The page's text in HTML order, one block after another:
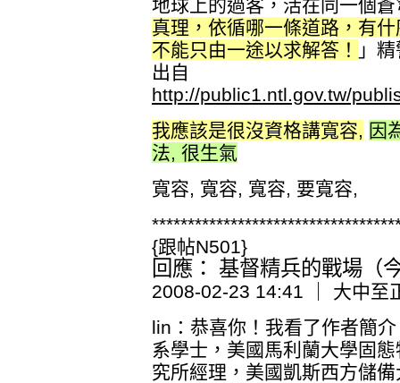
地球上的過客，活在同一個
真理，依循哪一條道路，有
不能只由一途以求解答！
」
出自
http://public1.ntl.gov.tw/
我應該是很沒資格講寬容, 因
法, 很生氣
寬容, 寬容, 寬容, 要寬容,
{跟帖N501}
回應： 基督精兵的戰場（
2008-02-23 14:41 ｜ 大中至
lin：恭喜你！我看了作者簡
系學士，美國馬利蘭大學固
究所經理，美國凱斯西方儲